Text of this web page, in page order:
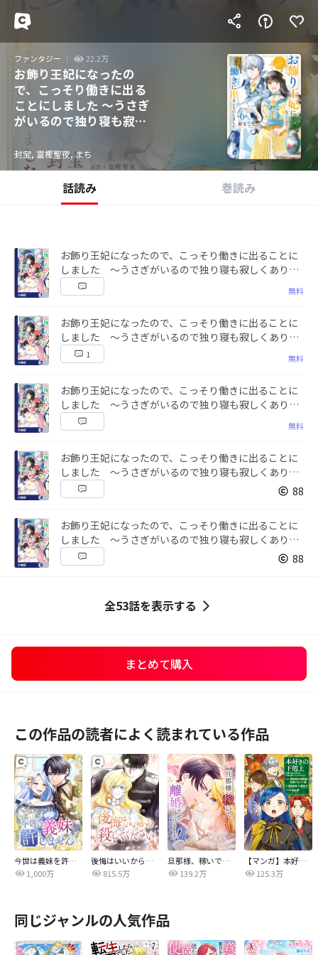
ファンタジー 22.2万
お飾り王妃になったの
で、こっそり働きに出る
ことにしました ～うさぎ
がいるので独り寝も寂し
版】
封宝, 富樫聖夜, まち
話読み 巻読み
お飾り王妃になったので、こっそり働きに出ることに
しました 〜うさぎがいるので独り寝も寂しくありま
せん！〜【分冊版】 1
無料
お飾り王妃になったので、こっそり働きに出ることに
しました 〜うさぎがいるので独り寝も寂しくありま
せん！〜【分冊版】 2
1 無料
お飾り王妃になったので、こっそり働きに出ることに
しました 〜うさぎがいるので独り寝も寂しくありま
せん！〜【分冊版】 3
無料
お飾り王妃になったので、こっそり働きに出ることに
しました 〜うさぎがいるので独り寝も寂しくありま
せん！〜【分冊版】 4
88
お飾り王妃になったので、こっそり働きに出ることに
しました 〜うさぎがいるので独り寝も寂しくありま
せん！〜【分冊版】 5
88
全53話を表示する
まとめて購入
この作品の読者によく読まれている作品
今世は義妹を許しません
1,000万
後悔はいいから殺してください
815.5万
旦那様、稼いで離婚させていただきます！
139.2万
【マンガ】本好きの下剋上 第四部
125.3万
同じジャンルの人気作品